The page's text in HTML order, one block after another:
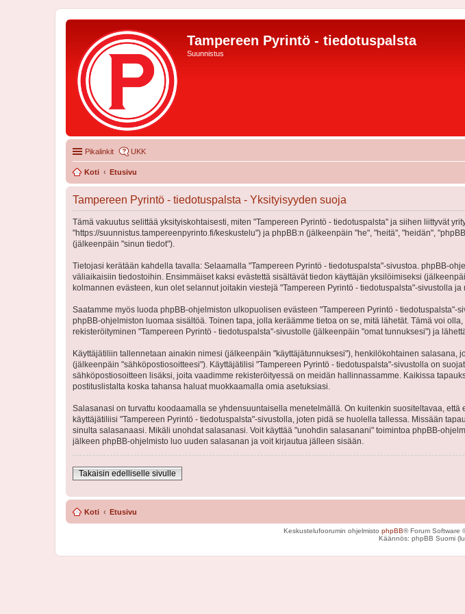
Tampereen Pyrintö - tiedotuspalsta
Suunnistus
Pikalinkit UKK
Koti Etusivu
Tampereen Pyrintö - tiedotuspalsta - Yksityisyyden suoja
Tämä vakuutus selittää yksityiskohtaisesti, miten "Tampereen Pyrintö - tiedotuspalsta" ja siihen liittyvät
"https://suunnistus.tampereenpyrinto.fi/keskustelu") ja phpBB:n (jälkeenpäin "he", "heitä", "heidän",
(jälkeenpäin "sinun tiedot").
Tietojasi kerätään kahdella tavalla: Selaamalla "Tampereen Pyrintö - tiedotuspalsta"-sivustoa. phpBB-
väliaikaisiin tiedostoihin. Ensimmäiset kaksi evästettä sisältävät tiedon käyttäjän yksilöimiseksi
kolmannen evästeen, kun olet selannut joitakin viestejä "Tampereen Pyrintö - tiedotuspalsta"-sivustolla
Saatamme myös luoda phpBB-ohjelmiston ulkopuolisen evästeen "Tampereen Pyrintö -
phpBB-ohjelmiston luomaa sisältöä. Toinen tapa, jolla keräämme tietoa on se, mitä lähetät. Tämä voi
rekisteröityminen "Tampereen Pyrintö - tiedotuspalsta"-sivustolle (jälkeenpäin "omat tunnuksesi") ja
Käyttäjätiliin tallennetaan ainakin nimesi (jälkeenpäin "käyttäjätunnuksesi"), henkilökohtainen
(jälkeenpäin "sähköpostiosoitteesi"). Käyttäjätilisi "Tampereen Pyrintö - tiedotuspalsta"-sivustolla on
sähköpostiosoitteen lisäksi, joita vaadimme rekisteröityessä on meidän hallinnassamme. Kaikissa
postituslistalta koska tahansa haluat muokkaamalla omia asetuksiasi.
Salasanasi on turvattu koodaamalla se yhdensuuntaisella menetelmällä. On kuitenkin suositeltavaa,
käyttäjätiliisi "Tampereen Pyrintö - tiedotuspalsta"-sivustolla, joten pidä se huolella tallessa. Missään
sinulta salasanaasi. Mikäli unohdat salasanasi. Voit käyttää "unohdin salasanani" toimintoa phpBB-
jälkeen phpBB-ohjelmisto luo uuden salasanan ja voit kirjautua jälleen sisään.
Takaisin edelliselle sivulle
Koti Etusivu
Keskustelufoorumin ohjelmisto phpBB® Forum Software
Käännös: phpBB Suomi